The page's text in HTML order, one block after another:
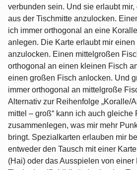
verbunden sein. Und sie erlaubt
aus der Tischmitte anzulocken.
ich immer orthogonal an eine
anlegen. Die Karte erlaubt mir
anzulocken. Einen mittelgroßen
orthogonal an einen kleinen Fisch
einen großen Fisch anlocken. Und
immer orthogonal an mittelgroße
Alternativ zur Reihenfolge „Koralle/
mittel – groß“ kann ich auch gleiche
zusammenlegen, was mir mehr
bringt. Spezialkarten erlauben mir
entweder den Tausch mit einer
(Hai) oder das Ausspielen von einer